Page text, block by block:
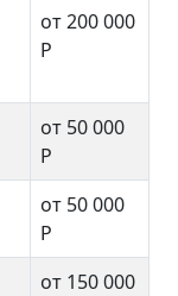
от 200 000
Р
от 50 000
Р
от 50 000
Р
от 150 000